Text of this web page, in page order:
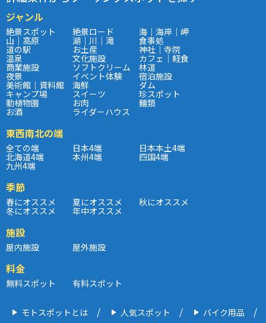
ジャンル
絶景スポット 絶景ロード 海｜海岸｜岬
山｜高原 湖｜川｜滝 食事処
道の駅 お土産 神社｜寺院
温泉 文化施設 カフェ｜軽食
商業施設 ソフトクリーム 林道
夜景 イベント体験 宿泊施設
美術館｜資料館 海鮮 ダム
キャンプ場 スイーツ 珍スポット
動植物園 お肉 麺類
お酒 ライダーハウス
東西南北の端
全ての端 日本4端 日本本土4端
北海道4端 本州4端 四国4端
九州4端
季節
春にオススメ 夏にオススメ 秋にオススメ
冬にオススメ 年中オススメ
施設
屋内施設 屋外施設
料金
無料スポット 有料スポット
モトスポットとは 人気スポット バイク用品